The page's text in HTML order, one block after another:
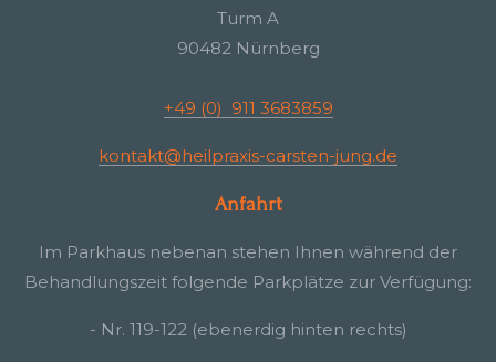
Turm A
90482 Nürnberg
+49 (0) 911 3683859
kontakt@heilpraxis-carsten-jung.de
Anfahrt
Im Parkhaus nebenan stehen Ihnen während der
Behandlungszeit folgende Parkplätze zur Verfügung:
- Nr. 119-122 (ebenerdig hinten rechts)